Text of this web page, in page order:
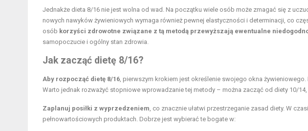
Jednakże dieta 8/16 nie jest wolna od wad. Na początku wiele osób może zmagać się z
nowych nawyków żywieniowych wymaga również pewnej elastyczności i determinacji, co
osób korzyści zdrowotne związane z tą metodą przewyższają ewentualne
samopoczucie i ogólny stan zdrowia.
Jak zacząć dietę 8/16?
Aby rozpocząć dietę 8/16 , pierwszym krokiem jest określenie swojego okna
Warto jednak rozważyć stopniowe wprowadzanie tej metody – można zacząć od diety 10/14,
Zaplanuj posiłki z wyprzedzeniem , co znacznie ułatwi przestrzeganie zasad diety. W
pełnowartościowych produktach. Dobrze jest wybierać te bogate w: